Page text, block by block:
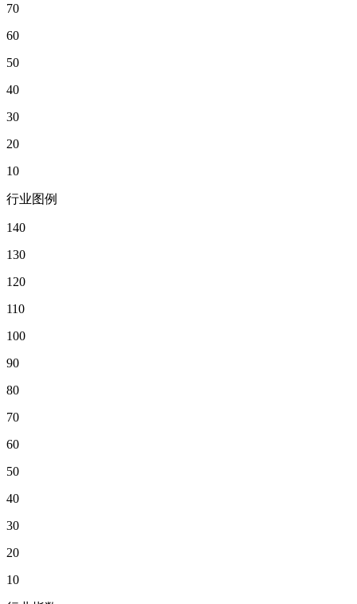
70
60
50
40
30
20
10
行业图例
140
130
120
110
100
90
80
70
60
50
40
30
20
10